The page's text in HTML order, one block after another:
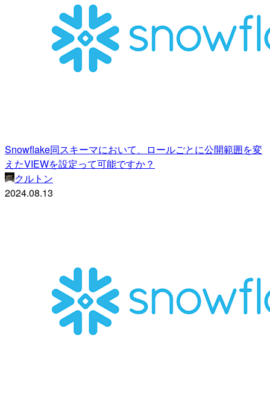
Snowflake同スキーマにおいて、ロールごとに公開範囲を変
えたVIEWを設定って可能ですか？
クルトン
2024.08.13